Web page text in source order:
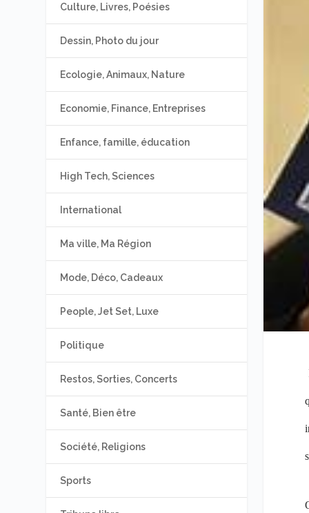
Culture, Livres, Poésies
Dessin, Photo du jour
Ecologie, Animaux, Nature
Economie, Finance, Entreprises
Enfance, famille, éducation
High Tech, Sciences
International
Ma ville, Ma Région
Mode, Déco, Cadeaux
People, Jet Set, Luxe
Politique
Restos, Sorties, Concerts
Santé, Bien être
Société, Religions
Sports